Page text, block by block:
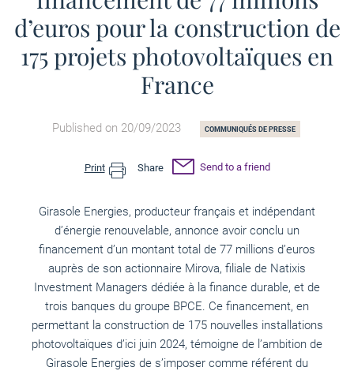
d’euros pour la construction de
175 projets photovoltaïques en
France
Published on 20/09/2023 COMMUNIQUÉS DE PRESSE
Print Share Send to a friend
Girasole Energies, producteur français et indépendant
d’énergie renouvelable, annonce avoir conclu un
financement d’un montant total de 77 millions d’euros
auprès de son actionnaire Mirova, filiale de Natixis
Investment Managers dédiée à la finance durable, et de
trois banques du groupe BPCE. Ce financement, en
permettant la construction de 175 nouvelles installations
photovoltaïques d’ici juin 2024, témoigne de l’ambition de
Girasole Energies de s’imposer comme référent du